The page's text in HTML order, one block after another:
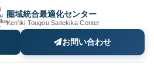
圏域統合最適化センター
Ken'iki Tougou Saitekika Center
お問い合わせ